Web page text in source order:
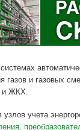
газов и газовых
и ЖКХ.
учета
,